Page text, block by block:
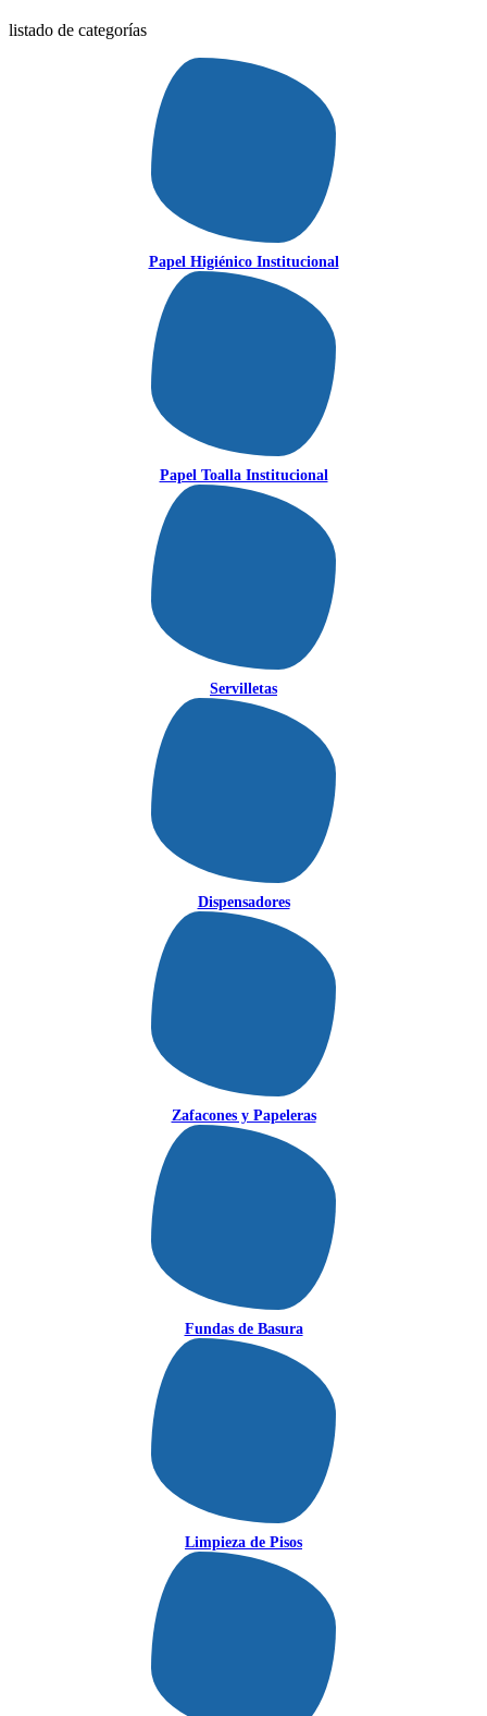
listado de categorías
Papel Higiénico Institucional
Papel Toalla Institucional
Servilletas
Dispensadores
Zafacones y Papeleras
Fundas de Basura
Limpieza de Pisos